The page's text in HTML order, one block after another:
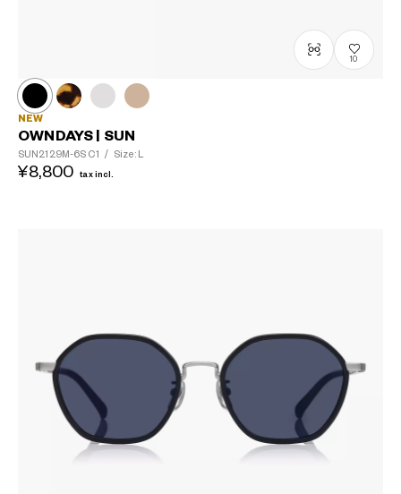
10
NEW
OWNDAYS | SUN
SUN2129M-6S C1 / Size: L
¥8,800 tax incl.